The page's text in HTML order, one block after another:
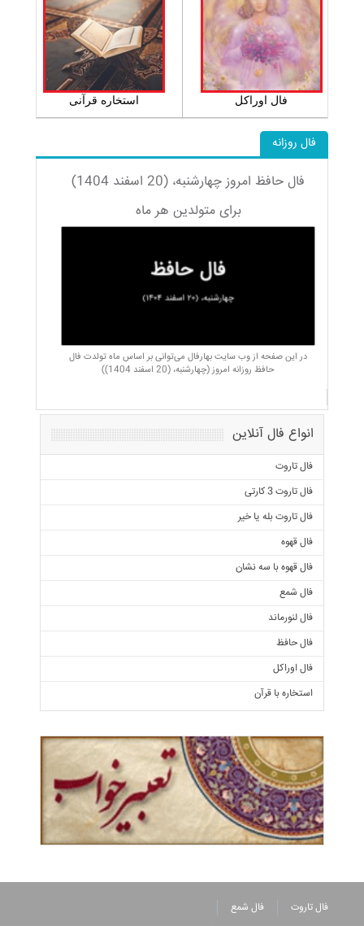
فال اوراکل استخاره قرآنی
فال روزانه
فال حافظ امروز چهارشنبه، (20 اسفند 1404)
برای متولدین هر ماه
در این صفحه از وب سایت بهارفال می‌توانی بر اساس ماه تولدت فال
حافظ روزانه امروز (چهارشنبه، (20 اسفند 1404))
انواع فال آنلاین
فال تاروت
فال تاروت 3 کارتی
فال تاروت بله یا خیر
فال قهوه
فال قهوه با سه نشان
فال شمع
فال لنورماند
فال حافظ
فال اوراکل
استخاره با قرآن
فال تاروت
فال شمع